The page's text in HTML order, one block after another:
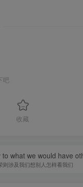
吧
收藏
what we would have
涉及我们想别人怎样看我们